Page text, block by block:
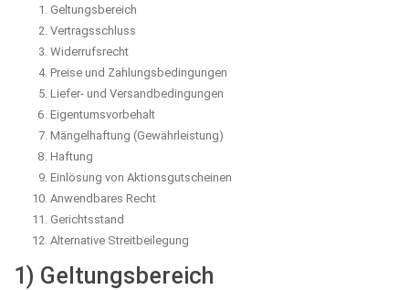
Geltungsbereich
Vertragsschluss
Widerrufsrecht
Preise und Zahlungsbedingungen
Liefer- und Versandbedingungen
Eigentumsvorbehalt
Mängelhaftung (Gewährleistung)
Haftung
Einlösung von Aktionsgutscheinen
Anwendbares Recht
Gerichtsstand
Alternative Streitbeilegung
1) Geltungsbereich